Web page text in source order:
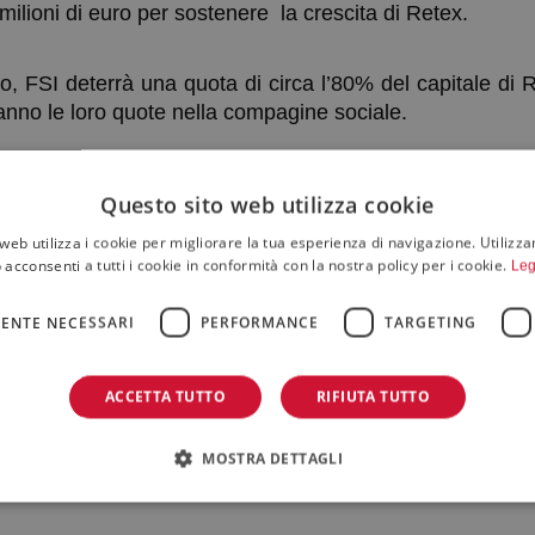
di euro per sostenere la crescita di Retex.
FSI deterrà una quota di circa l’80% del capitale di
le loro quote nella compagine sociale.
assistita da PedersoliGattai, Deloitte e EY
Soditic, KPMG, ECOVIS STlex, Rinaldi e
del deal è stato coordinato dal Partner
Questo sito web utilizza cookie
utilizza i cookie per migliorare la tua esperienza di navigazione.
acconsenti a tutti i cookie in conformità con la nostra policy per i cookie.
NECESSARI PERFORMANCE TARGETING
ACCETTA TUTTO RIFIUTA TUTTO
MOSTRA DETTAGLI